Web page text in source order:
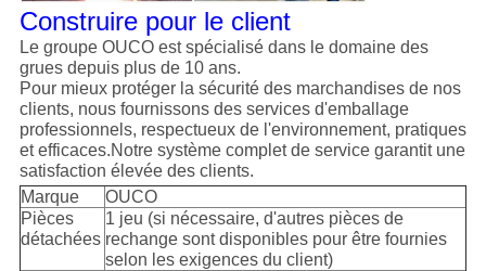
Construire pour le client
Le groupe OUCO est spécialisé dans le domaine des
grues depuis plus de 10 ans.
Pour mieux protéger la sécurité des marchandises de nos
clients, nous fournissons des services d'emballage
professionnels, respectueux de l'environnement, pratiques
et efficaces.Notre système complet de service garantit une
satisfaction élevée des clients.
Marque
OUCO
Pièces
détachées
1 jeu (si nécessaire, d'autres pièces de
rechange sont disponibles pour être fournies
selon les exigences du client)